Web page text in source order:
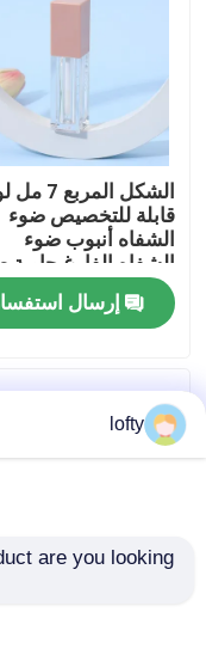
أشرطة فيديو
معلومات عنا
جولة في المعمل
رقابة جودة
اتصل بنا
حالات
الشكل المربع
قابلة للتخصيص ضوء
الشفاه أنبوب ضوء
الشفاه الفارغ حاوية
الشفاه للشعر السائل
إرسال
lofty
are you looking